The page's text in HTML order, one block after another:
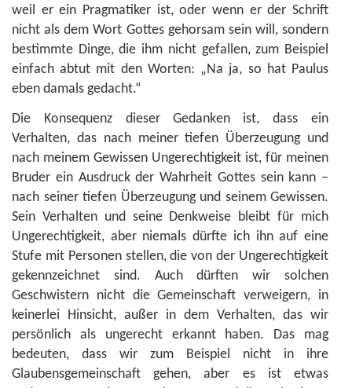
weil er ein Pragmatiker ist, oder wenn er der Schrift
nicht als dem Wort Gottes gehorsam sein will, sondern
bestimmte Dinge, die ihm nicht gefallen, zum Beispiel
einfach abtut mit den Worten: „Na ja, so hat Paulus
eben damals gedacht.“
Die Konsequenz dieser Gedanken ist, dass ein
Verhalten, das nach meiner tiefen Überzeugung und
nach meinem Gewissen Ungerechtigkeit ist, für meinen
Bruder ein Ausdruck der Wahrheit Gottes sein kann –
nach seiner tiefen Überzeugung und seinem Gewissen.
Sein Verhalten und seine Denkweise bleibt für mich
Ungerechtigkeit, aber niemals dürfte ich ihn auf eine
Stufe mit Personen stellen, die von der Ungerechtigkeit
gekennzeichnet sind. Auch dürften wir solchen
Geschwistern nicht die Gemeinschaft verweigern, in
keinerlei Hinsicht, außer in dem Verhalten, das wir
persönlich als ungerecht erkannt haben. Das mag
bedeuten, dass wir zum Beispiel nicht in ihre
Glaubensgemeinschaft gehen, aber es ist etwas